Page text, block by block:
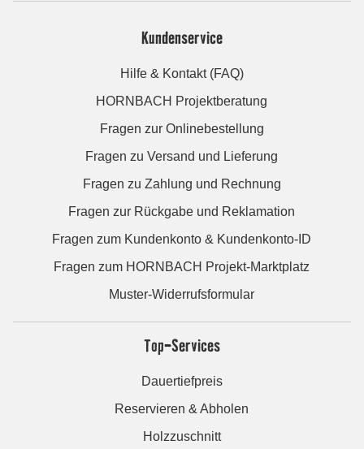
Kundenservice
Hilfe & Kontakt (FAQ)
HORNBACH Projektberatung
Fragen zur Onlinebestellung
Fragen zu Versand und Lieferung
Fragen zu Zahlung und Rechnung
Fragen zur Rückgabe und Reklamation
Fragen zum Kundenkonto & Kundenkonto-ID
Fragen zum HORNBACH Projekt-Marktplatz
Muster-Widerrufsformular
Top-Services
Dauertiefpreis
Reservieren & Abholen
Holzzuschnitt